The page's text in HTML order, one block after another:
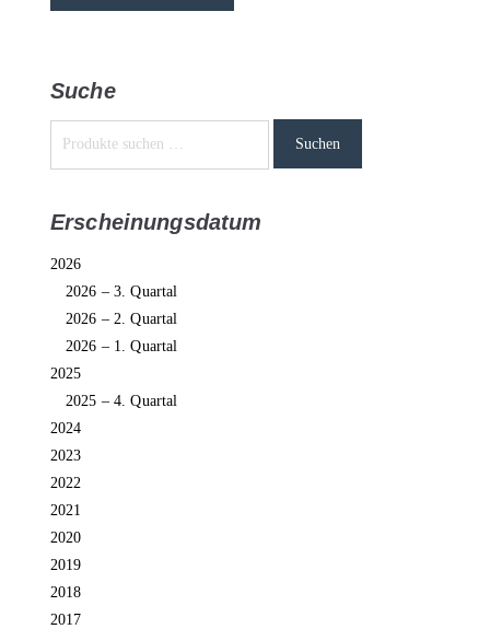
Suche
Suchen
Erscheinungsdatum
2026
2026 – 3. Quartal
2026 – 2. Quartal
2026 – 1. Quartal
2025
2025 – 4. Quartal
2024
2023
2022
2021
2020
2019
2018
2017